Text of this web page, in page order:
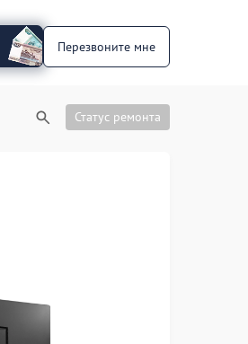
Перезвоните мне
Статус ремонта